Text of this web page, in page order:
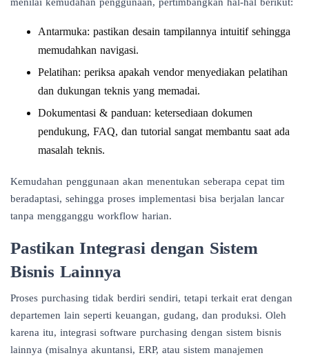
Antarmuka: pastikan desain tampilannya intuitif sehingga
memudahkan navigasi.
Pelatihan: periksa apakah vendor menyediakan pelatihan
dan dukungan teknis yang memadai.
Dokumentasi & panduan: ketersediaan dokumen
pendukung, FAQ, dan tutorial sangat membantu saat ada
masalah teknis.
Kemudahan penggunaan akan menentukan seberapa cepat tim
beradaptasi, sehingga proses implementasi bisa berjalan lancar
tanpa mengganggu workflow harian.
Pastikan Integrasi dengan Sistem
Bisnis Lainnya
Proses purchasing tidak berdiri sendiri, tetapi terkait erat dengan
departemen lain seperti keuangan, gudang, dan produksi. Oleh
karena itu, integrasi software purchasing dengan sistem bisnis
lainnya (misalnya akuntansi, ERP, atau sistem manajemen